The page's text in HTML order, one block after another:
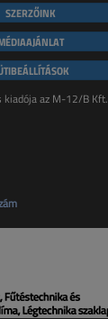
SZERZŐINK
kiadója az M-12/B Kft.